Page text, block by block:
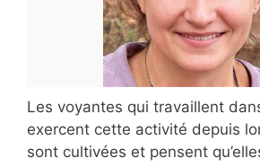
Les voyantes qui travaillent
exercent cette activité depuis
sont cultivées et pensent